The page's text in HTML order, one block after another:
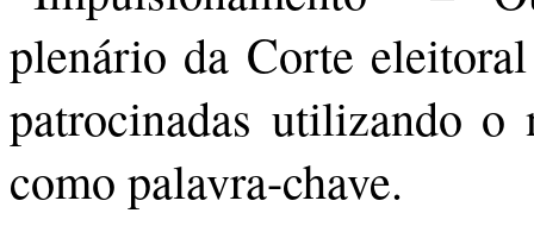
plenário da Corte
patrocinadas utilizando o
como palavra-chave.